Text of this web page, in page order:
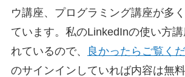
ウ講座、プログラミング講座が多
ています。私のLinkedInの使い方
れているので、
良かったらご覧くだ
のサインインしていれば内容は無